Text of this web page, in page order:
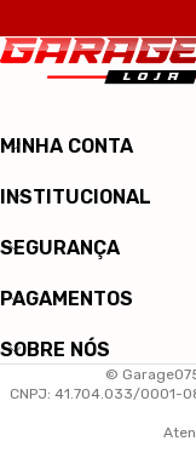
MINHA CONTA
INSTITUCIONAL
SEGURANÇA
PAGAMENTOS
SOBRE NÓS
©
CNPJ: 41.704.033/0001-